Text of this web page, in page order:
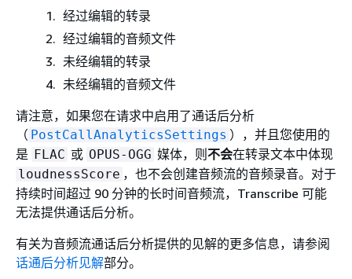
经过编辑的转录
经过编辑的音频文件
未经编辑的转录
未经编辑的音频文件
请注意，如果您在请求中启用了通话后分析
（ PostCallAnalyticsSettings ），并且您使用的
是 FLAC 或 OPUS-OGG 媒体，则 不会在转录文本中体现
loudnessScore ，也不会创建音频流的音频录音。对于
持续时间超过 90 分钟的长时间音频流，Transcribe 可能
无法提供通话后分析。
有关为音频流通话后分析提供的见解的更多信息，请参阅
话通后分析见解部分。